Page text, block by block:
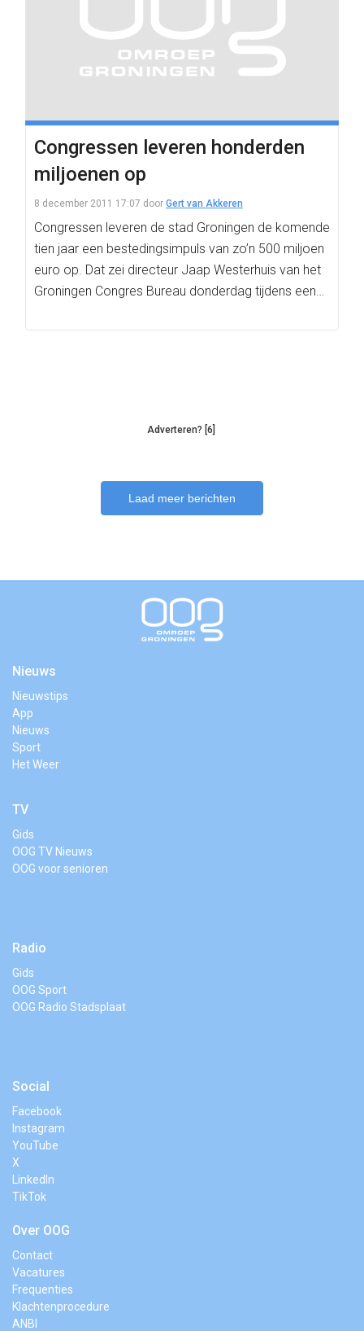
Congressen leveren honderden
miljoenen op
8 december 2011 17:07 door Gert van Akkeren
Congressen leveren de stad Groningen de komende
tien jaar een bestedingsimpuls van zo’n 500 miljoen
euro op. Dat zei directeur Jaap Westerhuis van het
Groningen Congres Bureau donderdag tijdens een…
Adverteren? [6]
Laad meer berichten
Nieuws
Nieuwstips
App
Nieuws
Sport
Het Weer
TV
Gids
OOG TV Nieuws
OOG voor senioren
Radio
Gids
OOG Sport
OOG Radio Stadsplaat
Social
Facebook
Instagram
YouTube
X
LinkedIn
TikTok
Over OOG
Contact
Vacatures
Frequenties
Klachtenprocedure
ANBI